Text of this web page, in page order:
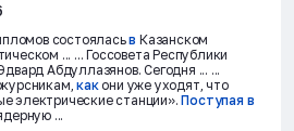
состояласьв Казанском
... ... Госсовета Республики
Абдуллазянов. Сегодня ... ...
какони уже уходят, что
электрические станции».Поступая в
...